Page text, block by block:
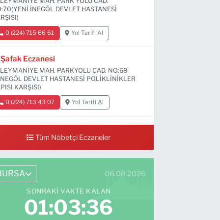
İNEGÖL DEVLET HASTANESİ
0 (224) 715 66 61 Yol Tarifi Al
Şafak Eczanesi
MAH. PARKYOLU CAD. NO:68
DEVLET HASTANESİ POLİKLİNİKLER
KARŞISI)
0 (224) 713 43 07 Yol Tarifi Al
Sevim Eczanesi
MAH. 6 EYLÜL CAD. NO:12 A(GRAND
DÜĞÜN SALONU ALTI)
0 (552) 829 22 16
Tüm Nöbetçi Eczaneler
06.08.2026
SONRAKI VAKTE KALAN
01:03:34